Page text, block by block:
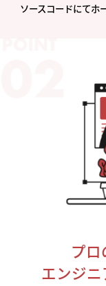
ソースコードにてホ
プロ
エンジ